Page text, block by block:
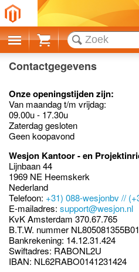
Cart
Contactgegevens
Onze openingstijden zijn:
Van maandag t/m vrijdag:
09.00u - 17.30u
Zaterdag gesloten
Geen koopavond
Wesjon Kantoor - en
Lijnbaan 44
1969 NE Heemskerk
Nederland
Telefoon: +31) 088-wesjonbv //
E-mailadres: support@wesjon.nl
KvK Amsterdam 370.67.765
B.T.W. nummer NL805081355B01
Bankrekening: 14.12.31.424
Swiftadres: RABONL2U
IBAN: NL62RABO0141231424